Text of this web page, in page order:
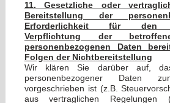
11. Gesetzliche oder
Bereitstellung der
Erforderlichkeit für den
Verpflichtung der
personenbezogenen Daten
Folgen der Nichtbereitstellung
Wir klären Sie darüber auf,
personenbezogener Daten
vorgeschrieben ist (z.B.
aus vertraglichen Regelungen